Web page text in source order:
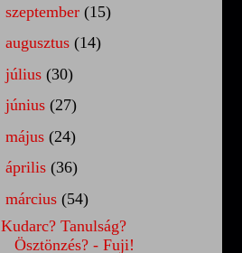
szeptember (15)
augusztus (14)
július (30)
június (27)
május (24)
április (36)
március (54)
Kudarc? Tanulság?
Ösztönzés? - Fuji!